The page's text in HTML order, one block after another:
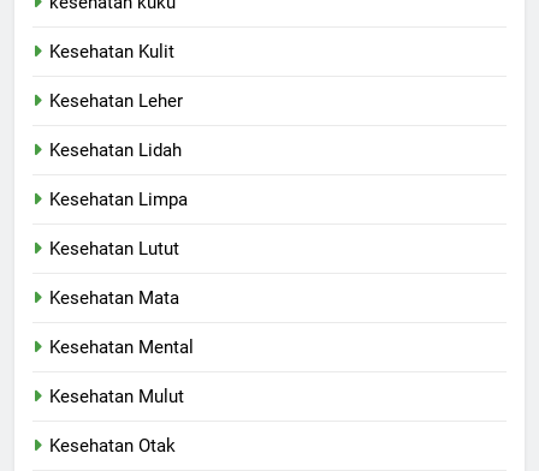
Kesehatan Kulit
Kesehatan Leher
Kesehatan Lidah
Kesehatan Limpa
Kesehatan Lutut
Kesehatan Mata
Kesehatan Mental
Kesehatan Mulut
Kesehatan Otak